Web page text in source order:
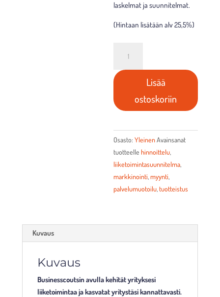
laskelmat ja suunnitelmat.
(Hintaan lisätään alv 25,5%)
määrä
Lisää
ostoskoriin
Osasto:YleinenAvainsanat
tuotteellehinnoittelu,
liiketoimintasuunnitelma,
markkinointi,myynti,
palvelumuotoilu,tuotteistus
Kuvaus
Kuvaus
Businesscoutsin avulla kehität yrityksesi
liiketoimintaa ja kasvatat yritystäsi kannattavasti.